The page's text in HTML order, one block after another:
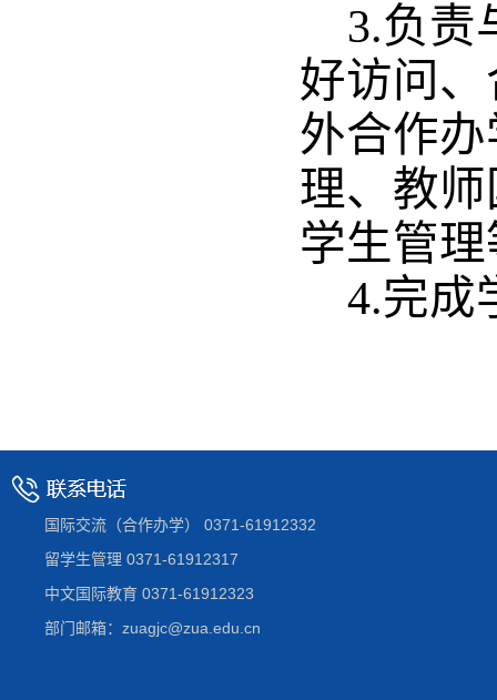
3.负责
好访问
外合作
理、教
学生管
4.完成
国际交流（合作办学） 0371-61912332
留学生管理 0371-61912317
中文国际教育 0371-61912323
部门邮箱：zuagjc@zua.edu.cn